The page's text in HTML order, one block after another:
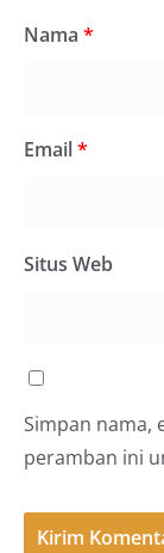
Nama *
Email*
Situs Web
Simpan nama,
peramban ini